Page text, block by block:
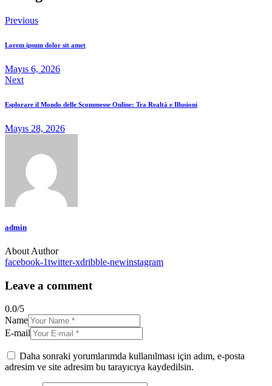
Previous
Lorem ipsum dolor sit amet
Mayıs 6, 2026
Next
Esplorare il Mondo delle Scommesse Online: Tra Realtà e Illusioni
Mayıs 28, 2026
admin
About Author
facebook-1twitter-xdribble-newinstagram
Leave a comment
0.0/5
Name
E-mail
Daha sonraki yorumlarımda kullanılması için adım, e-posta
adresim ve site adresim bu tarayıcıya kaydedilsin.